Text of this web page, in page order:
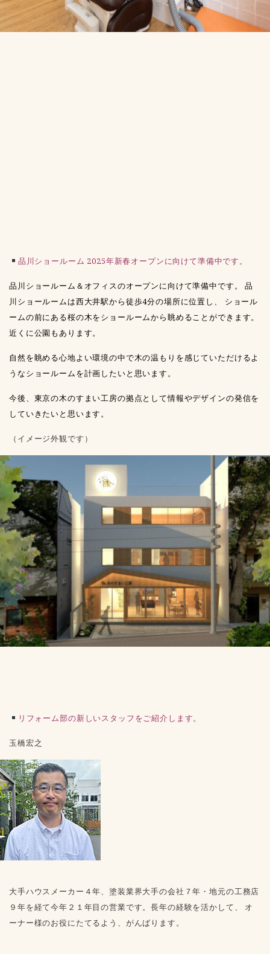
品川ショールーム 2025年新春オープンに向けて準備中です。
品川ショールーム＆オフィスのオープンに向けて準備中です。 品
川ショールームは西大井駅から徒歩4分の場所に位置し、 ショール
ームの前にある桜の木をショールームから眺めることができます。
近くに公園もあります。
自然を眺める心地よい環境の中で木の温もりを感じていただけるよ
うなショールームを計画したいと思います。
今後、東京の木のすまい工房の拠点として情報やデザインの発信を
していきたいと思います。
（イメージ外観です）
リフォーム部の新しいスタッフをご紹介します。
玉橋宏之
大手ハウスメーカー４年、塗装業界大手の会社７年・地元の工務店
９年を経て今年２１年目の営業です。長年の経験を活かして、 オ
ーナー様のお役にたてるよう、がんばります。